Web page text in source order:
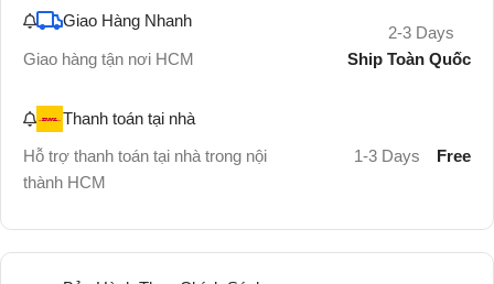
Giao Hàng Nhanh
Giao hàng tận nơi HCM
2-3 Days
Ship Toàn Quốc
Thanh toán tại nhà
Hỗ trợ thanh toán tại nhà trong nội
thành HCM
1-3 Days Free